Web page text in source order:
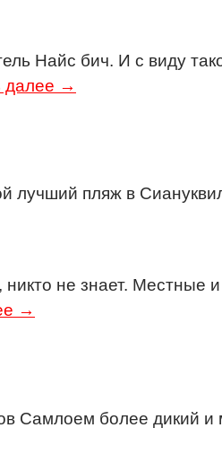
Найс бич. И с виду
далее →
лучший пляж в
не знает. Местные
→
Самлоем более дикий